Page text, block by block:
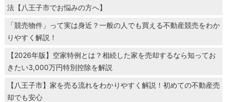
法【八王子市でお悩みの方へ】
「競売物件」って実は身近？一般の人でも買える不動産競売をわか
りやすく解説！
【2026年版】空家特例とは？相続した家を売却するなら知ってお
きたい3,000万円特別控除を解説
【八王子市】家を売る流れをわかりやすく解説！初めての不動産売
却でも安心